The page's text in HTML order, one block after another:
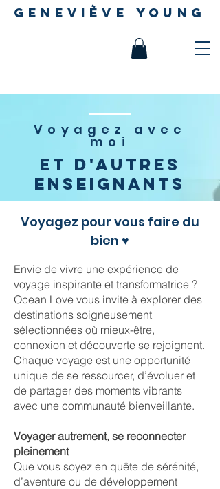
geneviève young
Voyagez avec
moi
Et d'autres
Enseignants
Voyagez pour vous faire du
bien ♥
Envie de vivre une expérience de
voyage inspirante et transformatrice ?
Ocean Love vous invite à explorer des
destinations soigneusement
sélectionnées où mieux-être,
connexion et découverte se rejoignent.
Chaque voyage est une opportunité
unique de se ressourcer, d’évoluer et
de partager des moments vibrants
avec une communauté bienveillante.
Voyager autrement, se reconnecter
pleinement
Que vous soyez en quête de sérénité,
d’aventure ou de développement